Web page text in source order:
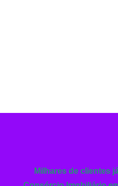
Milhares de clientes